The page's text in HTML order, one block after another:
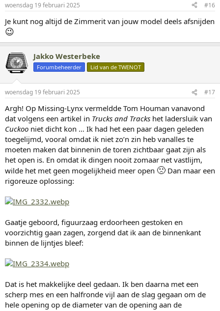
n
e
n
woensdag 19 februari 2025 #16
Je kunt nog altijd de Zimmerit van jouw model deels afsnijden
😉
Jakko Westerbeke
Forumbeheerder Lid van de TWENOT
woensdag 19 februari 2025 #17
Argh! Op Missing-Lynx vermeldde Tom Houman vanavond
dat volgens een artikel in Trucks and Tracks het ladersluik van
Cuckoo niet dicht kon … Ik had het een paar dagen geleden
toegelijmd, vooral omdat ik niet zo’n zin heb vanalles te
moeten maken dat binnenin de toren zichtbaar gaat zijn als
het open is. En omdat ik dingen nooit zomaar net vastlijm,
wilde het met geen mogelijkheid meer open 🙁 Dan maar een
rigoreuze oplossing:
Gaatje geboord, figuurzaag erdoorheen gestoken en
voorzichtig gaan zagen, zorgend dat ik aan de binnenkant
binnen de lijntjes bleef:
Dat is het makkelijke deel gedaan. Ik ben daarna met een
scherp mes en een halfronde vijl aan de slag gegaan om de
hele opening op de diameter van de opening aan de